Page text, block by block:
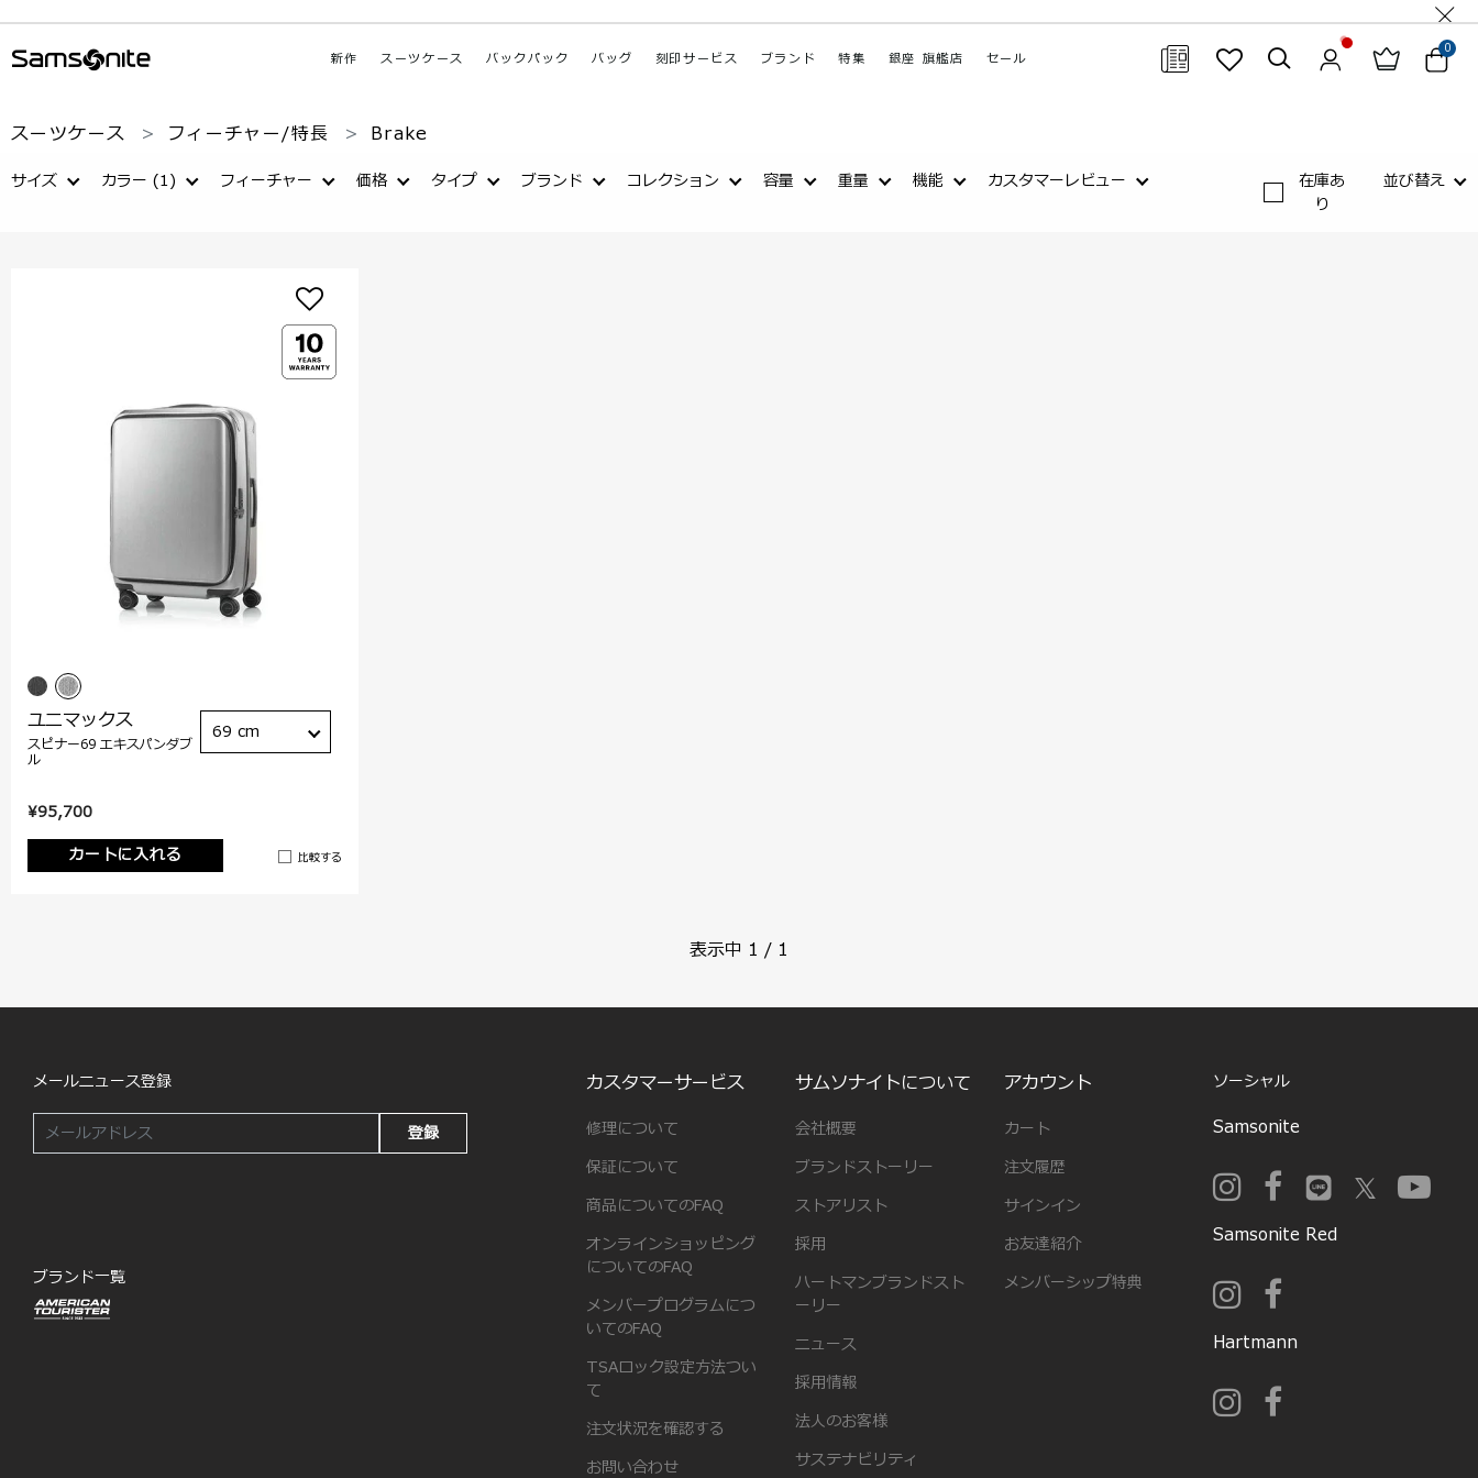
新作 スーツケース バックパック バッグ 刻印サービス ブランド 特集 銀座 旗艦店 セール
0
スーツケース フィーチャー/特長 Brake
サイズ カラー (1) フィーチャー 価格 ブランド コレクション 容量 重量 機能 カスタマーレビュー
タイプ
在庫あ
り
並び替え
¥95,700
カートに入れる
比較する
ユニマックス
スピナー69 エキスパンダブ
ル
69 cm
表示中 1 / 1
メールニュース登録
登録
ブランド一覧
カスタマーサービス
修理について
保証について
商品についてのFAQ
オンラインショッピング
についてのFAQ
メンバープログラムにつ
いてのFAQ
TSAロック設定方法つい
て
注文状況を確認する
お問い合わせ
サムソナイトについて
会社概要
ブランドストーリー
ストアリスト
採用
ハートマンブランドスト
ーリー
ニュース
採用情報
法人のお客様
サステナビリティ
アカウント
カート
注文履歴
サインイン
お友達紹介
メンバーシップ特典
ソーシャル
Samsonite
Samsonite Red
Hartmann